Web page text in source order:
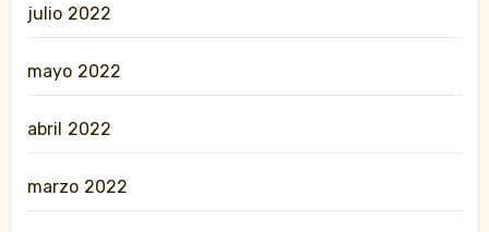
julio 2022
mayo 2022
abril 2022
marzo 2022